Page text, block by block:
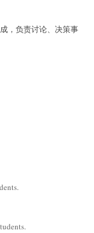
，负责讨论、决策事